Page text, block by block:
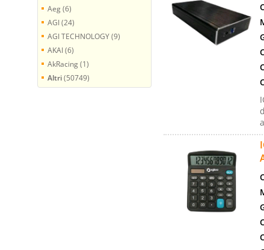
Aeg (6)
AGI (24)
AGI TECHNOLOGY (9)
AKAI (6)
AkRacing (1)
Altri(50749)